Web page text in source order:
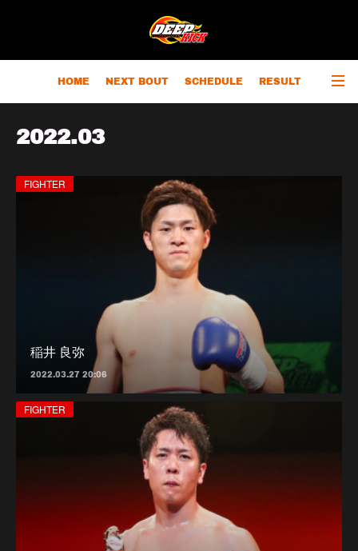
HOME NEXT BOUT SCHEDULE RESULT
2022.03
FIGHTER
稲井 良弥
2022.03.27 20:06
FIGHTER